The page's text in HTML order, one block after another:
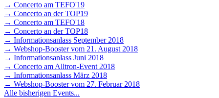
→ Concerto am TEFO'19
→ Concerto an der TOP19
→ Concerto am TEFO'18
→ Concerto an der TOP18
→ Informationsanlass September 2018
→ Webshop-Booster vom 21. August 2018
→ Informationsanlass Juni 2018
→ Concerto am Alltron-Event 2018
→ Informationsanlass März 2018
→ Webshop-Booster vom 27. Februar 2018
Alle bisherigen Events...